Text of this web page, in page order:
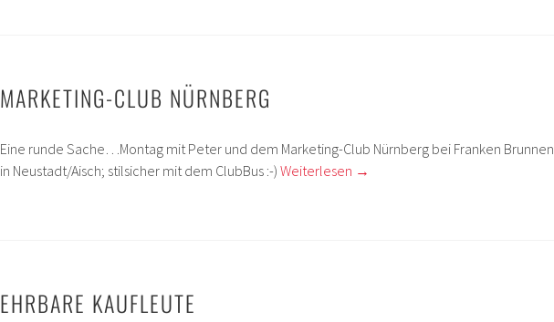
MARKETING-CLUB NÜRNBERG
Eine runde Sache…Montag mit Peter und dem Marketing-Club Nürnberg bei Franken Brunnen
in Neustadt/Aisch; stilsicher mit dem ClubBus :-) Weiterlesen →
EHRBARE KAUFLEUTE